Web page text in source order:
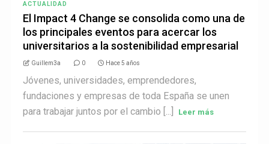
ACTUALIDAD
El Impact 4 Change se consolida como una de
los principales eventos para acercar los
universitarios a la sostenibilidad empresarial
Guillem3a 0 Hace 5 años
Jóvenes, universidades, emprendedores,
fundaciones y empresas de toda España se unen
para trabajar juntos por el cambio [...]
Leer más